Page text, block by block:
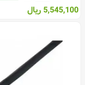
5,545,100 ریال